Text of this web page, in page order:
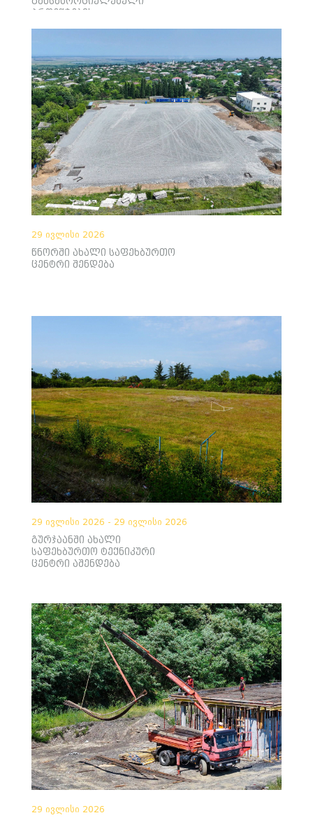
პროექტების
29 ივლისი 2026
წნორში ახალი საფეხბურთო
ცენტრი შენდება
29 ივლისი 2026 - 29 ივლისი 2026
გურჯაანში ახალი
საფეხბურთო ტექნიკური
ცენტრი აშენდება
29 ივლისი 2026